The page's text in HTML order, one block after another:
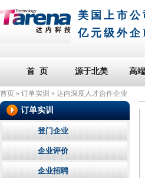
美国上市公
亿元级外
首 页 源于北美 高
首页 » 订单实训 » 达内深度人才合作企业
订单实训
登门企业
企业评价
企业招聘